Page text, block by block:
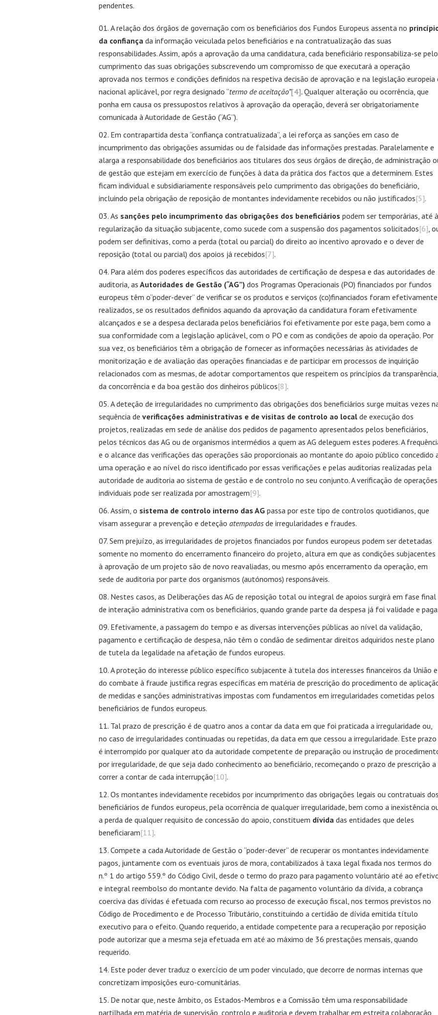
pendentes.
A relação dos órgãos de governação com os beneficiários dos Fundos Europeus assenta no
da confiança da informação veiculada pelos beneficiários e na contratualização das suas
responsabilidades. Assim, após a aprovação da uma candidatura, cada beneficiário responsabiliza-se pelo
cumprimento das suas obrigações subscrevendo um compromisso de que executará a operação
aprovada nos termos e condições definidos na respetiva decisão de aprovação e na legislação europeia
nacional aplicável, por regra designado “termo de aceitação”[4].Qualquer alteração ou ocorrência, que
ponha em causa os pressupostos relativos à aprovação da operação, deverá ser obrigatoriamente
comunicada à Autoridade de Gestão (“AG”).
Em contrapartida desta “confiança contratualizada”, a lei reforça as sanções em caso de
incumprimento das obrigações assumidas ou de falsidade das informações prestadas. Paralelamente e
alarga a responsabilidade dos beneficiários aos titulares dos seus órgãos de direção, de administração
de gestão que estejam em exercício de funções à data da prática dos factos que a determinem. Estes
ficam individual e subsidiariamente responsáveis pelo cumprimento das obrigações do beneficiário,
incluindo pela obrigação de reposição de montantes indevidamente recebidos ou não justificados[5].
As sanções pelo incumprimento das obrigações dos beneficiários podem ser temporárias, até à
regularização da situação subjacente, como sucede com a suspensão dos pagamentos solicitados[6],
podem ser definitivas, como a perda (total ou parcial) do direito ao incentivo aprovado e o dever de
reposição (total ou parcial) dos apoios já recebidos[7].
Para além dos poderes específicos das autoridades de certificação de despesa e das autoridades de
auditoria, as Autoridades de Gestão (“AG”) dos Programas Operacionais (PO) financiados por fundos
europeus têm o“poder-dever” de verificar se os produtos e serviços (co)financiados foram efetivamente
realizados, se os resultados definidos aquando da aprovação da candidatura foram efetivamente
alcançados e se a despesa declarada pelos beneficiários foi efetivamente por este paga, bem como a
sua conformidade com a legislação aplicável, com o PO e com as condições de apoio da operação. Por
sua vez, os beneficiários têm a obrigação de fornecer as informações necessárias às atividades de
monitorização e de avaliação das operações financiadas e de participar em processos de inquirição
relacionados com as mesmas, de adotar comportamentos que respeitem os princípios da transparência,
da concorrência e da boa gestão dos dinheiros públicos[8].
A deteção de irregularidades no cumprimento das obrigações dos beneficiários surge muitas vezes
sequência de verificações administrativas e de visitas de controlo ao local de execução dos
projetos, realizadas em sede de análise dos pedidos de pagamento apresentados pelos beneficiários,
pelos técnicos das AG ou de organismos intermédios a quem as AG deleguem estes poderes. A
e o alcance das verificações das operações são proporcionais ao montante do apoio público concedido
uma operação e ao nível do risco identificado por essas verificações e pelas auditorias realizadas pela
autoridade de auditoria ao sistema de gestão e de controlo no seu conjunto. A verificação de operações
individuais pode ser realizada por amostragem[9].
Assim, o sistema de controlo interno das AG passa por este tipo de controlos quotidianos, que
visam assegurar a prevenção e deteção atempadas de irregularidades e fraudes.
Sem prejuízo, as irregularidades de projetos financiados por fundos europeus podem ser detetadas
somente no momento do encerramento financeiro do projeto, altura em que as condições subjacentes
à aprovação de um projeto são de novo reavaliadas, ou mesmo após encerramento da operação, em
sede de auditoria por parte dos organismos (autónomos) responsáveis.
Nestes casos, as Deliberações das AG de reposição total ou integral de apoios surgirá em fase final
de interação administrativa com os beneficiários, quando grande parte da despesa já foi validade e paga.
Efetivamente, a passagem do tempo e as diversas intervenções públicas ao nível da validação,
pagamento e certificação de despesa, não têm o condão de sedimentar direitos adquiridos neste plano
de tutela da legalidade na afetação de fundos europeus.
A proteção do interesse público específico subjacente à tutela dos interesses financeiros da União e
do combate à fraude justifica regras específicas em matéria de prescrição do procedimento de
de medidas e sanções administrativas impostas com fundamentos em irregularidades cometidas pelos
beneficiários de fundos europeus.
Tal prazo de prescrição é de quatro anos a contar da data em que foi praticada a irregularidade ou,
no caso de irregularidades continuadas ou repetidas, da data em que cessou a irregularidade. Este prazo
é interrompido por qualquer ato da autoridade competente de preparação ou instrução de
por irregularidade, de que seja dado conhecimento ao beneficiário, recomeçando o prazo de prescrição a
correr a contar de cada interrupção[10].
Os montantes indevidamente recebidos por incumprimento das obrigações legais ou contratuais dos
beneficiários de fundos europeus, pela ocorrência de qualquer irregularidade, bem como a inexistência
a perda de qualquer requisito de concessão do apoio, constituem dívida das entidades que deles
beneficiaram[11].
Compete a cada Autoridade de Gestão o “poder-dever” de recuperar os montantes indevidamente
pagos, juntamente com os eventuais juros de mora, contabilizados à taxa legal fixada nos termos do
n.º 1 do artigo 559.º do Código Civil, desde o termo do prazo para pagamento voluntário até ao
e integral reembolso do montante devido. Na falta de pagamento voluntário da dívida, a cobrança
coerciva das dívidas é efetuada com recurso ao processo de execução fiscal, nos termos previstos no
Código de Procedimento e de Processo Tributário, constituindo a certidão de dívida emitida título
executivo para o efeito. Quando requerido, a entidade competente para a recuperação por reposição
pode autorizar que a mesma seja efetuada em até ao máximo de 36 prestações mensais, quando
requerido.
Este poder dever traduz o exercício de um poder vinculado, que decorre de normas internas que
concretizam imposições euro-comunitárias.
De notar que, neste âmbito, os Estados-Membros e a Comissão têm uma responsabilidade
partilhada em matéria de supervisão, controlo e auditoria e devem trabalhar em estreita colaboração